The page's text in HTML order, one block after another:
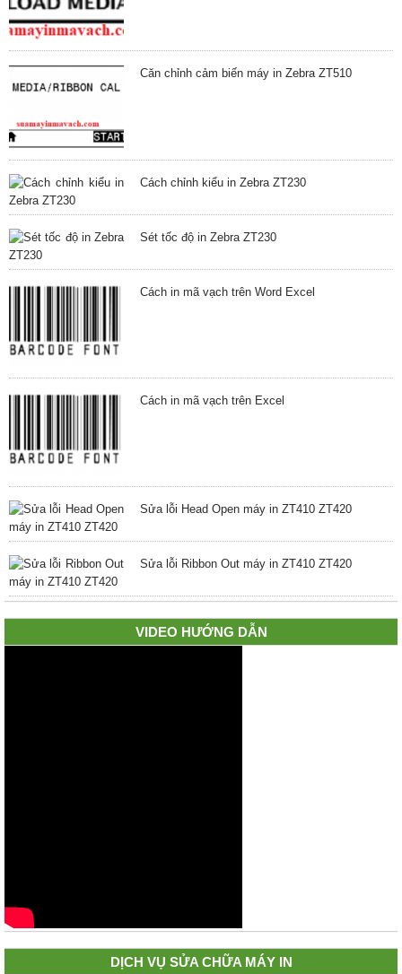
Căn chỉnh cảm biến máy in Zebra ZT510
Cách chỉnh kiểu in Zebra ZT230
Sét tốc độ in Zebra ZT230
Cách in mã vạch trên Word Excel
Cách in mã vạch trên Excel
Sửa lỗi Head Open máy in ZT410 ZT420
Sửa lỗi Ribbon Out máy in ZT410 ZT420
VIDEO HƯỚNG DẪN
DỊCH VỤ SỬA CHỮA MÁY IN